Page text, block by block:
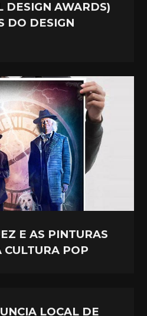
DESIGN AWARDS)
DO DESIGN
E AS PINTURAS
CULTURA POP
LOCAL DE